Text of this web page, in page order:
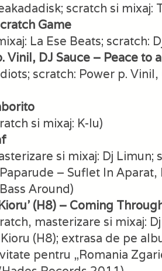
scratch si mixaj:
Game
La Ese Beats; scratch:
Vinil, DJ Sauce – Peace to
scratch: Power p. Vinil,
si mixaj: K-lu)
si mixaj: Dj Limun;
– Suflet In
Around)
(H8) – Coming
masterizare si mixaj:
(H8); extrasa de pe
pentru „Romania